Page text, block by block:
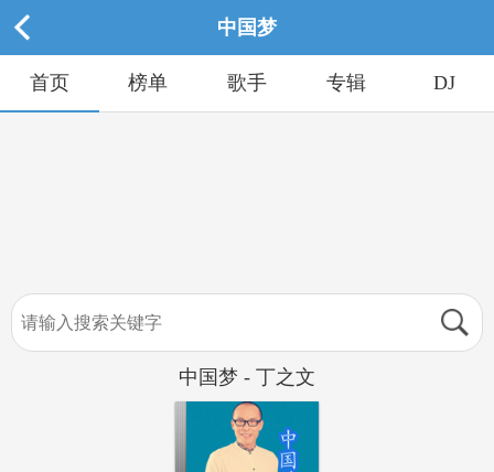
中国梦
首页 榜单 歌手 专辑 DJ
中国梦 - 丁之文